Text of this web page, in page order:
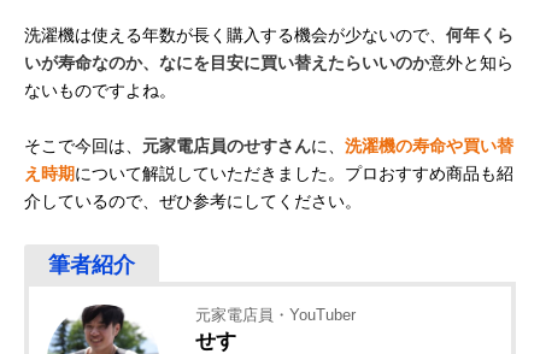
洗濯機は使える年数が長く購入する機会が少ないので、 何年くら
いが寿命なのか、なにを目安に買い替えたらいいのか意外と知ら
ないものですよね。
そこで今回は、 元家電店員のせすさんに、 洗濯機の寿命や買い替
え時期について解説していただきました。プロおすすめ商品も紹
介しているので、ぜひ参考にしてください。
元家電店員・YouTuber
せす